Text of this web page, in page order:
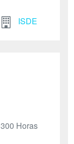
ISDE
300 Horas